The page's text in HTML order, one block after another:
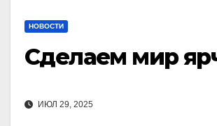
НОВОСТИ
Сделаем мир
ИЮЛ 29, 2025